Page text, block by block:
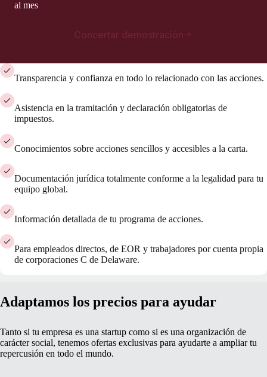
al mes
Concertar demostración
Transparencia y confianza en todo lo relacionado con las acciones.
Asistencia en la tramitación y declaración obligatorias de
impuestos.
Conocimientos sobre acciones sencillos y accesibles a la carta.
Documentación jurídica totalmente conforme a la legalidad para tu
equipo global.
Información detallada de tu programa de acciones.
Para empleados directos, de EOR y trabajadores por cuenta propia
de corporaciones C de Delaware.
Adaptamos los precios para ayudar
Tanto si tu empresa es una startup como si es una organización de
carácter social, tenemos ofertas exclusivas para ayudarte a ampliar tu
repercusión en todo el mundo.